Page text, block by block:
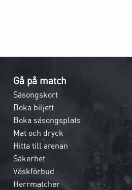
Gå på match
Säsongskort
Boka biljett
Boka säsongsplats
Mat och dryck
Hitta till arenan
Säkerhet
Väskförbud
Herrmatcher